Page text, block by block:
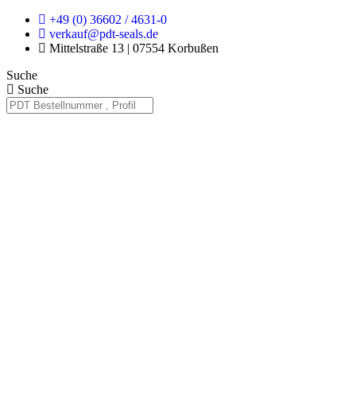
Zum
Inhalt
springen
+49 (0) 36602 / 4631-0
verkauf@pdt-seals.de
Mittelstraße 13 | 07554 Korbußen
Suche
Suche